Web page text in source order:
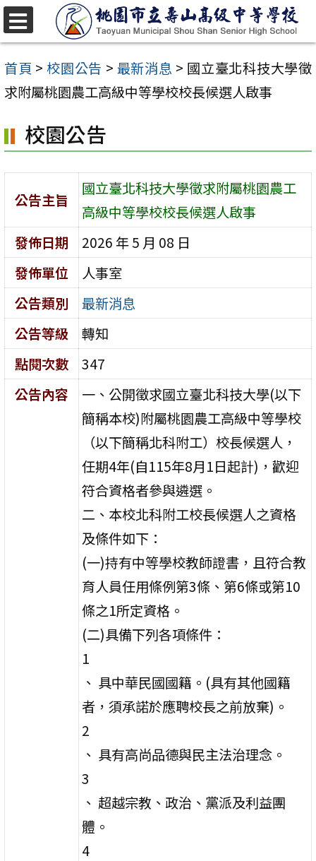
跳
至
主
要
容
區
首頁 > 校園公告 > 最新消息 > 國立臺北科技大學徵
求附屬桃園農工高級中等學校校長候選人啟事
校園公告
公告主旨
國立臺北科技大學徵求附屬桃園農工
高級中等學校校長候選人啟事
發佈日期
2026 年 5 月 08 日
發佈單位
人事室
公告類別
最新消息
公告等級
轉知
點閱次數
347
公告內容
一、公開徵求國立臺北科技大學(以下
簡稱本校)附屬桃園農工高級中等學校
（以下簡稱北科附工）校長候選人，
任期4年(自115年8月1日起計)，歡迎
符合資格者參與遴選。
二、本校北科附工校長候選人之資格
及條件如下：
(一)持有中等學校教師證書，且符合教
育人員任用條例第3條、第6條或第10
條之1所定資格。
(二)具備下列各項條件：
1
、 具中華民國國籍。(具有其他國籍
者，須承諾於應聘校長之前放棄)。
2
、 具有高尚品德與民主法治理念。
3
、 超越宗教、政治、黨派及利益團
體。
4
選
單